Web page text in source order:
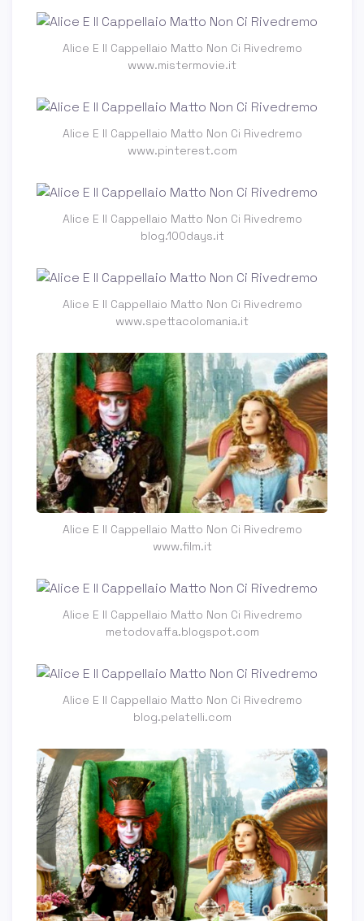
Alice E Il Cappellaio Matto Non Ci Rivedremo
www.mistermovie.it
Alice E Il Cappellaio Matto Non Ci Rivedremo
www.pinterest.com
Alice E Il Cappellaio Matto Non Ci Rivedremo
blog.100days.it
Alice E Il Cappellaio Matto Non Ci Rivedremo
www.spettacolomania.it
Alice E Il Cappellaio Matto Non Ci Rivedremo
www.film.it
Alice E Il Cappellaio Matto Non Ci Rivedremo
metodovaffa.blogspot.com
Alice E Il Cappellaio Matto Non Ci Rivedremo
blog.pelatelli.com